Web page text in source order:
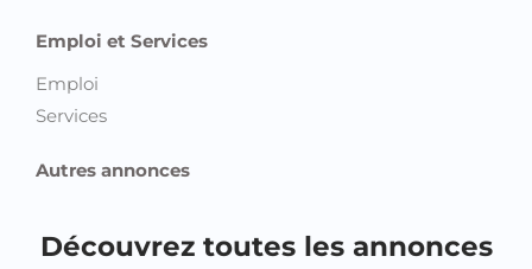
Emploi et Services
Emploi
Services
Autres annonces
Découvrez toutes les annonces